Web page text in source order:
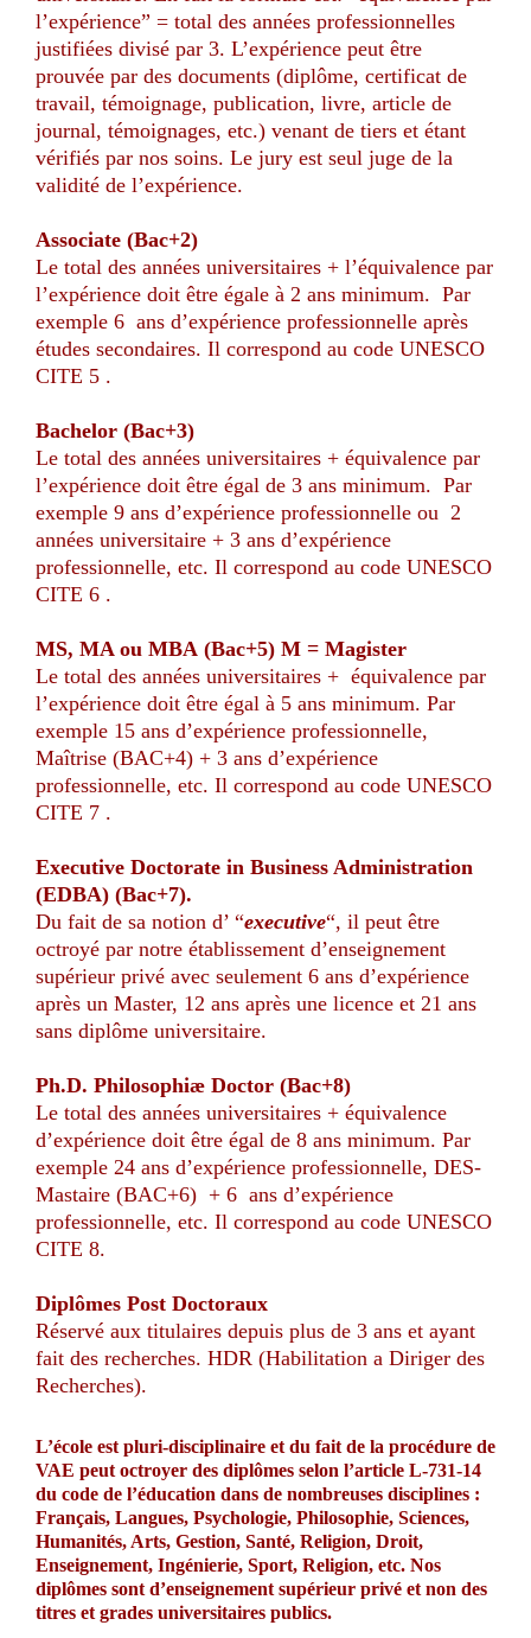
l’expérience” = total des années professionnelles
justifiées divisé par 3. L’expérience peut être
prouvée par des documents (diplôme, certificat de
travail, témoignage, publication, livre, article de
journal, témoignages, etc.) venant de tiers et étant
vérifiés par nos soins. Le jury est seul juge de la
validité de l’expérience.
Associate (Bac+2)
Le total des années universitaires + l’équivalence par
l’expérience doit être égale à 2 ans minimum. Par
exemple 6 ans d’expérience professionnelle après
études secondaires. Il correspond au code UNESCO
CITE 5 .
Bachelor (Bac+3)
Le total des années universitaires + équivalence par
l’expérience doit être égal de 3 ans minimum. Par
exemple 9 ans d’expérience professionnelle ou 2
années universitaire + 3 ans d’expérience
professionnelle, etc. Il correspond au code UNESCO
CITE 6 .
MS, MA ou MBA (Bac+5) M = Magister
Le total des années universitaires + équivalence par
l’expérience doit être égal à 5 ans minimum. Par
exemple 15 ans d’expérience professionnelle,
Maîtrise (BAC+4) + 3 ans d’expérience
professionnelle, etc. Il correspond au code UNESCO
CITE 7 .
Executive Doctorate in Business Administration
(EDBA) (Bac+7).
Du fait de sa notion d’ “executive“, il peut être
octroyé par notre établissement d’enseignement
supérieur privé avec seulement 6 ans d’expérience
après un Master, 12 ans après une licence et 21 ans
sans diplôme universitaire.
Ph.D. Philosophiæ Doctor (Bac+8)
Le total des années universitaires + équivalence
d’expérience doit être égal de 8 ans minimum. Par
exemple 24 ans d’expérience professionnelle, DES-
Mastaire (BAC+6) + 6 ans d’expérience
professionnelle, etc. Il correspond au code UNESCO
CITE 8.
Diplômes Post Doctoraux
Réservé aux titulaires depuis plus de 3 ans et ayant
fait des recherches. HDR (Habilitation a Diriger des
Recherches).
L’école est pluri-disciplinaire et du fait de la procédure de
VAE peut octroyer des diplômes selon l’article L-731-14
du code de l’éducation dans de nombreuses disciplines :
Français, Langues, Psychologie, Philosophie, Sciences,
Humanités, Arts, Gestion, Santé, Religion, Droit,
Enseignement, Ingénierie, Sport, Religion, etc. Nos
diplômes sont d’enseignement supérieur privé et non des
titres et grades universitaires publics.